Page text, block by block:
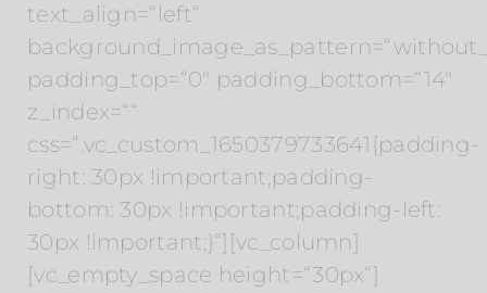
text_align=“left“
padding_top=“0″ padding_bottom=“14″
z_index=““
css=“.vc_custom_1650379733641{padding-
right: 30px !important;padding-
bottom: 30px !important;padding-left:
30px !important;}“][vc_column]
[vc_empty_space height=“30px“]